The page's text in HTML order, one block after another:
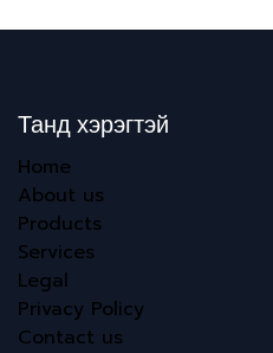
Танд хэрэгтэй
Home
About us
Products
Services
Legal
Privacy Policy
Contact us